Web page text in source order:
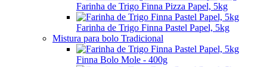
Farinha de Trigo Finna Pizza Papel, 5kg
Farinha de Trigo Finna Pastel Papel, 5kg
Mistura para bolo Tradicional
Finna Bolo Mole - 400g